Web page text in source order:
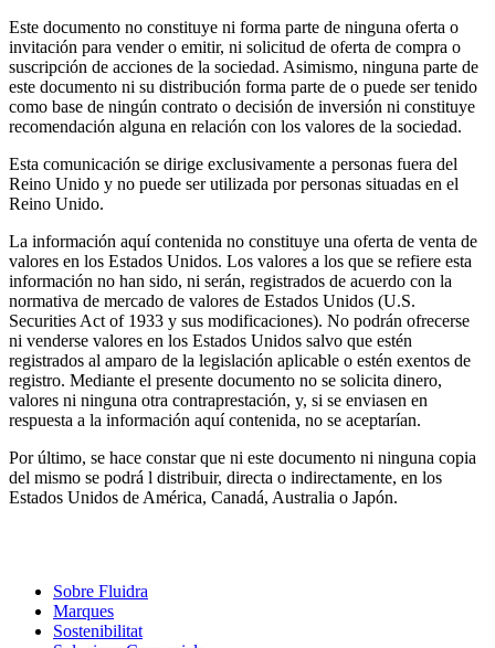
Este documento no constituye ni forma parte de ninguna oferta o
invitación para vender o emitir, ni solicitud de oferta de compra o
suscripción de acciones de la sociedad. Asimismo, ninguna parte de
este documento ni su distribución forma parte de o puede ser tenido
como base de ningún contrato o decisión de inversión ni constituye
recomendación alguna en relación con los valores de la sociedad.
Esta comunicación se dirige exclusivamente a personas fuera del
Reino Unido y no puede ser utilizada por personas situadas en el
Reino Unido.
La información aquí contenida no constituye una oferta de venta de
valores en los Estados Unidos. Los valores a los que se refiere esta
información no han sido, ni serán, registrados de acuerdo con la
normativa de mercado de valores de Estados Unidos (U.S.
Securities Act of 1933 y sus modificaciones). No podrán ofrecerse
ni venderse valores en los Estados Unidos salvo que estén
registrados al amparo de la legislación aplicable o estén exentos de
registro. Mediante el presente documento no se solicita dinero,
valores ni ninguna otra contraprestación, y, si se enviasen en
respuesta a la información aquí contenida, no se aceptarían.
Por último, se hace constar que ni este documento ni ninguna copia
del mismo se podrá l distribuir, directa o indirectamente, en los
Estados Unidos de América, Canadá, Australia o Japón.
Sobre Fluidra
Marques
Sostenibilitat